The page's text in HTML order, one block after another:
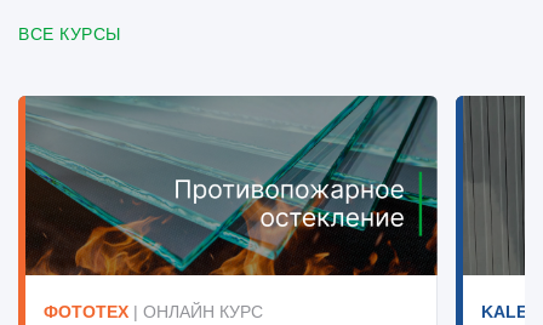
ВСЕ КУРСЫ
ФОТОТЕХ | ОНЛАЙН КУРС